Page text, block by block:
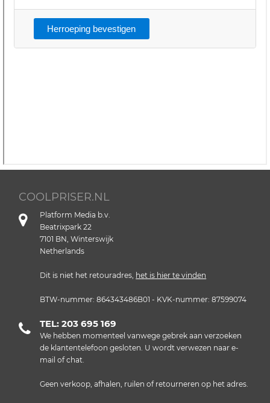
COOLPRISER.NL
Platform Media b.v.
Beatrixpark 22
7101 BN, Winterswijk
Netherlands
Dit is niet het retouradres, het is hier te vinden
BTW-nummer: 864343486B01 - KVK-nummer: 87599074
TEL: 203 695 169
We hebben momenteel vanwege gebrek aan verzoeken
de klantentelefoon gesloten. U wordt verwezen naar e-
mail of chat.
Geen verkoop, afhalen, ruilen of retourneren op het adres.